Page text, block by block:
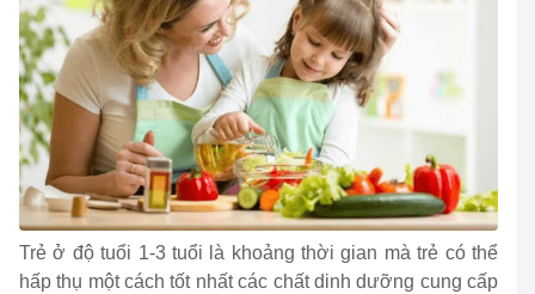
Trẻ ở độ tuổi 1-3 tuổi là khoảng thời gian mà trẻ có thể
hấp thụ một cách tốt nhất các chất dinh dưỡng cung cấp